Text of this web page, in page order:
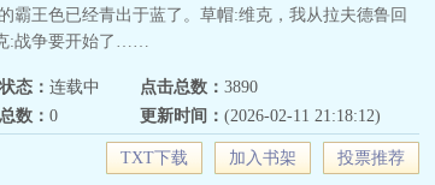
霸王色已经青出于蓝了。草帽:维克，我从拉夫德鲁回
:战争要开始了……
态： 连载中 点击总数： 3890
数： 0 更新时间： (2026-02-11 21:18:12)
TXT下载 加入书架 投票推荐